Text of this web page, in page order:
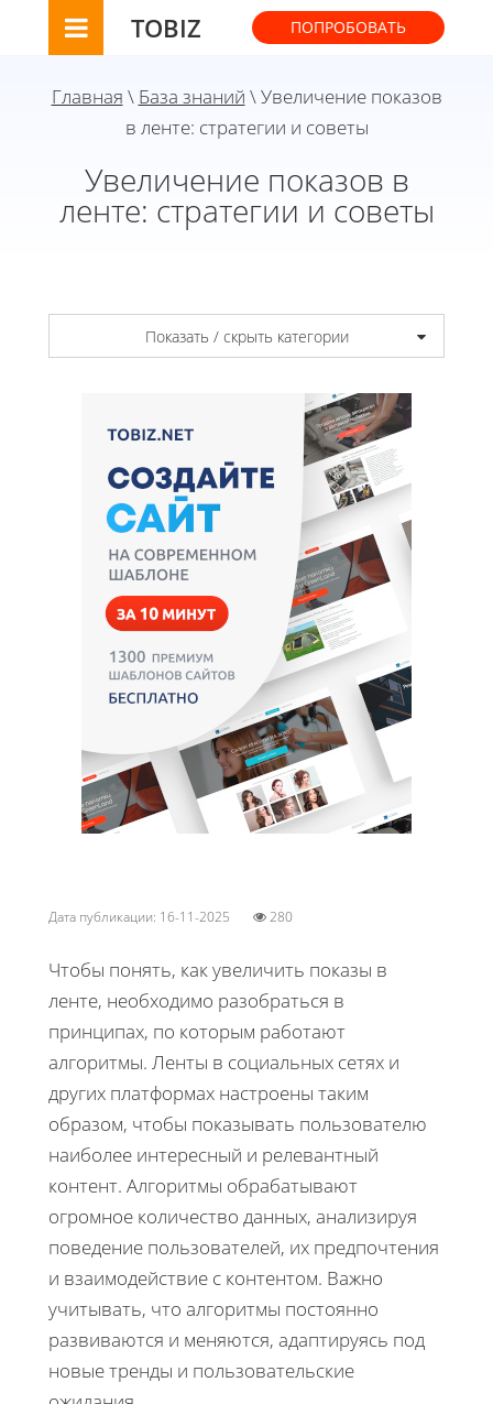
TOBIZ ПОПРОБОВАТЬ
Главная \ База знаний \ Увеличение показов
в ленте: стратегии и советы
Увеличение показов в
ленте: стратегии и советы
Показать / скрыть категории
Дата публикации: 16-11-2025 280
Чтобы понять, как увеличить показы в
ленте, необходимо разобраться в
принципах, по которым работают
алгоритмы. Ленты в социальных сетях и
других платформах настроены таким
образом, чтобы показывать пользователю
наиболее интересный и релевантный
контент. Алгоритмы обрабатывают
огромное количество данных, анализируя
поведение пользователей, их предпочтения
и взаимодействие с контентом. Важно
учитывать, что алгоритмы постоянно
развиваются и меняются, адаптируясь под
новые тренды и пользовательские